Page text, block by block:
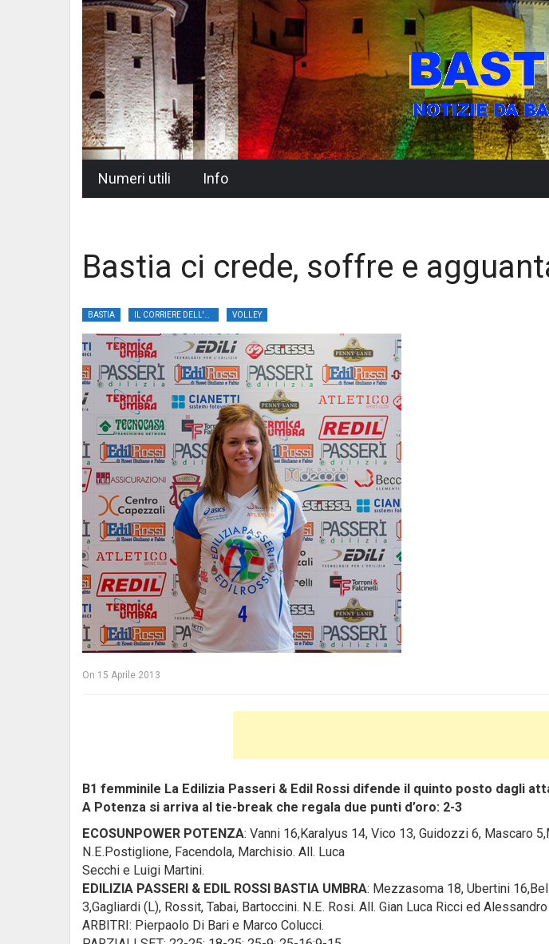
Numeri utili Info
Bastia ci crede, soffre e
BASTIA VOLLEY
On 15 Aprile 2013
B1 femminile La Edilizia Passeri & Edil Rossi difende il quinto posto dagli
A Potenza si arriva al tie-break che regala due punti d’oro: 2-3
ECOSUNPOWER POTENZA: Vanni 16,Karalyus 14, Vico 13, Guidozzi 6, Mascaro
N.E.Postiglione, Facendola, Marchisio. All. Luca
Secchi e Luigi Martini.
EDILIZIA PASSERI & EDIL ROSSI BASTIA UMBRA: Mezzasoma 18, Ubertini
3,Gagliardi (L), Rossit, Tabai, Bartoccini. N.E. Rosi. All. Gian Luca Ricci ed
ARBITRI: Pierpaolo Di Bari e Marco Colucci.